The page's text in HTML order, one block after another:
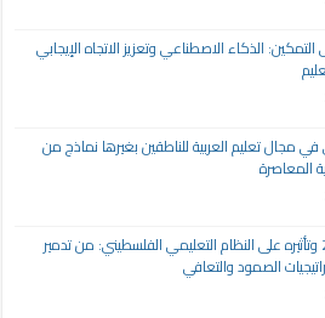
الذكاء الاصطناعي وتعزيز الاتجاه الإيجابي
في مجال تعليم العربية للناطقين بغيرها نماذج من
المعاصرة
عدوان 2023 وتأثيره على النظام التعليمي الفلسطيني: من تدمير
الصمود والتعافي